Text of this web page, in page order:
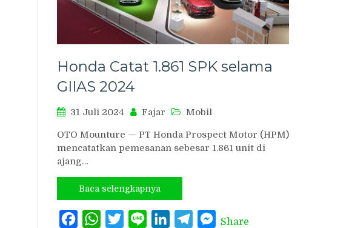
Honda Catat 1.861 SPK selama
GIIAS 2024
31 Juli 2024 Fajar Mobil
OTO Mounture — PT Honda Prospect Motor (HPM)
mencatatkan pemesanan sebesar 1.861 unit di
ajang…
Baca selengkapnya
FacebookWhatsAppTwitterLine LinkedInTelegramMessenger
Share